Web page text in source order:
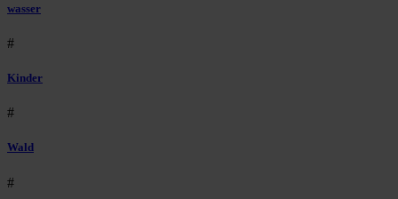
wasser
#
Kinder
#
Wald
#